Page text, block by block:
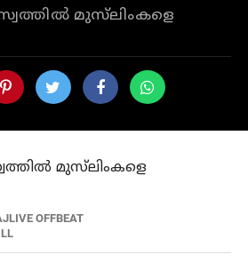
മുസ്‌ലിംകളെ
മുസ്‌ലിംകളെ
OFFBEAT